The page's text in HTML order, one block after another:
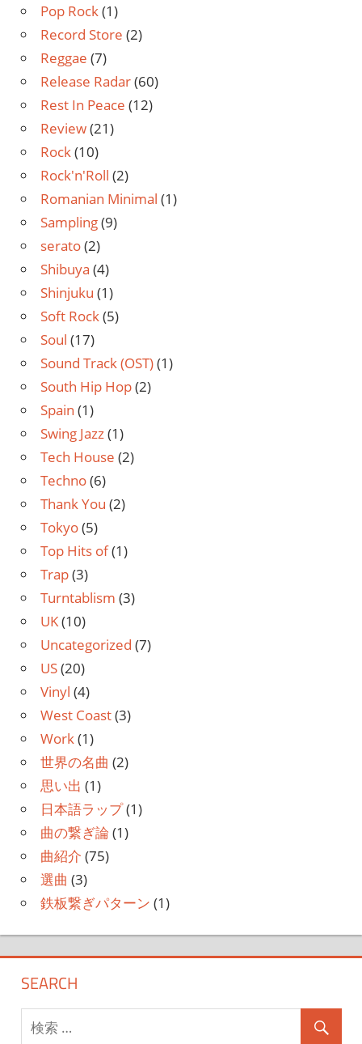
Pop Rock(1)
Record Store (2)
Reggae (7)
Release Radar(60)
Rest In Peace (12)
Review(21)
Rock(10)
Rock'n'Roll (2)
Romanian Minimal (1)
Sampling(9)
serato(2)
Shibuya (4)
Shinjuku (1)
Soft Rock(5)
Soul (17)
Sound Track (OST)(1)
South Hip Hop(2)
Spain (1)
Swing Jazz(1)
Tech House (2)
Techno(6)
Thank You (2)
Tokyo(5)
Top Hits of(1)
Trap(3)
Turntablism (3)
UK(10)
Uncategorized (7)
US(20)
Vinyl (4)
West Coast(3)
Work(1)
世界の名曲 (2)
思い出 (1)
日本語ラップ(1)
曲の繋ぎ論 (1)
曲紹介 (75)
選曲 (3)
鉄板繋ぎパターン (1)
SEARCH